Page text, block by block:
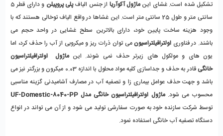
تشکیل شده است. غشای این ماژول آکوآریا از جنس الیاف پلی پروپیلن
باشند. در فناوری اولترافیلتراسیون
یون های و مولکول های زیرتر حذف نمی شوند. این
خانگی
محسوب می شود. ماژول اولترافیلتراسیون خانگی مدل UF-Domestic-8040-PP
دستگاه تصفیه آب خانگی استفاده نمود.